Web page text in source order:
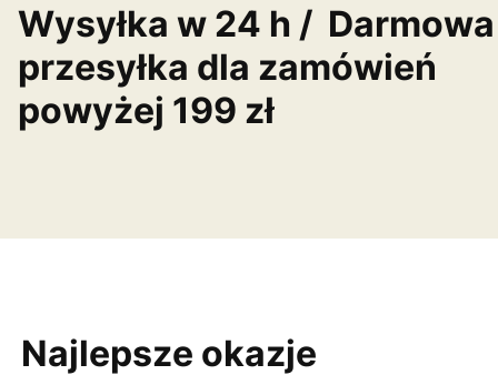
Wysyłka w 24 h / Darmowa
przesyłka dla zamówień
powyżej 199 zł
Najlepsze okazje